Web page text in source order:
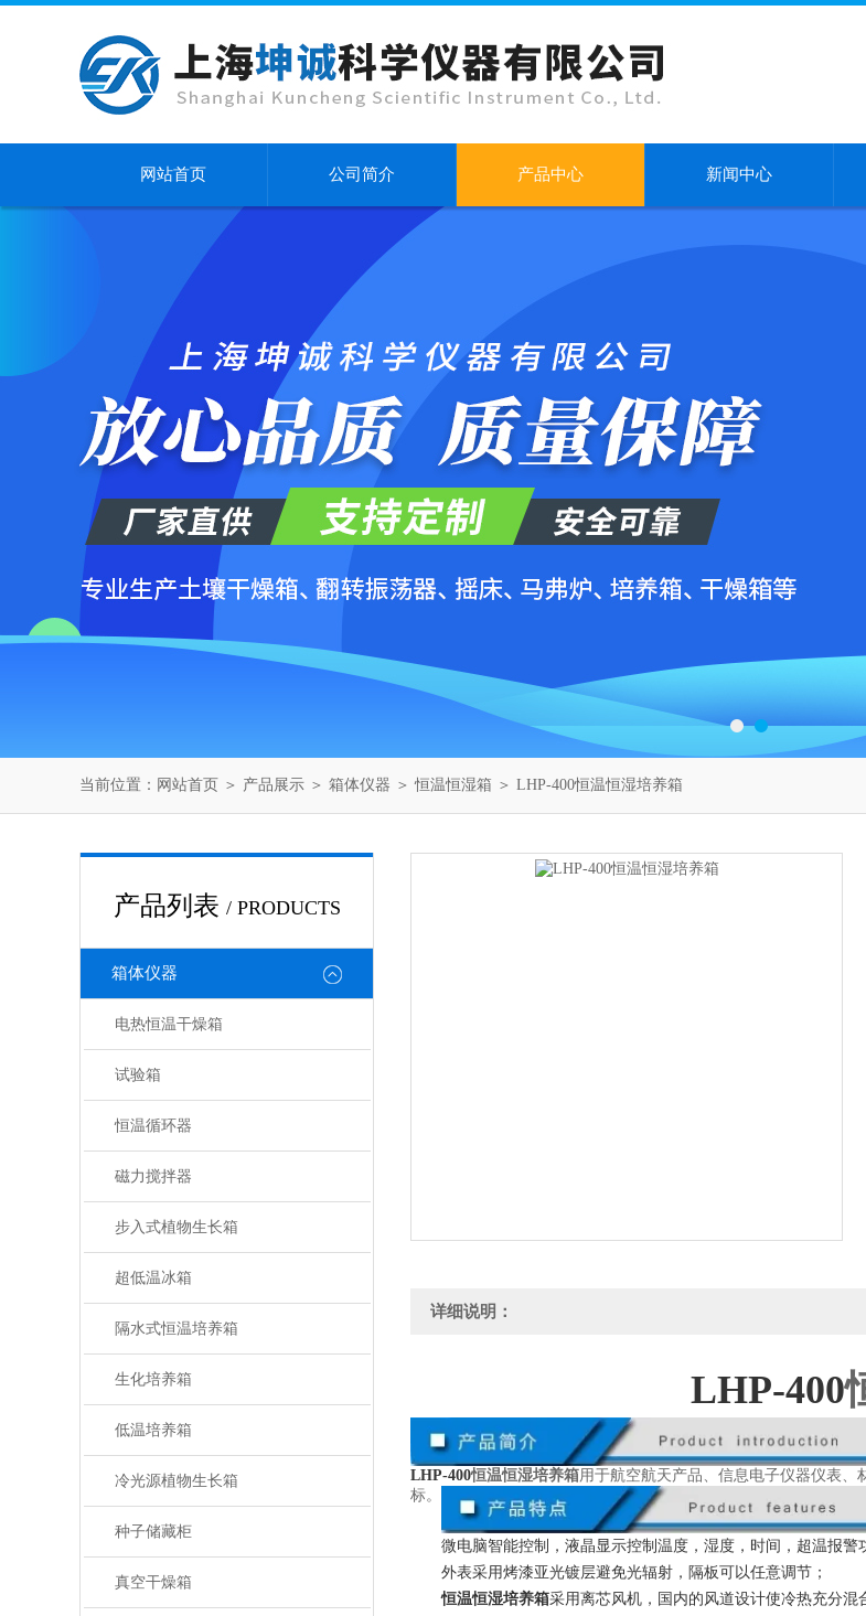
网站首页 公司简介 产品中心 新闻中心
当前位置： 网站首页 ＞ 产品展示 ＞ 箱体仪器 ＞恒温恒湿箱 ＞ LHP-400恒温恒湿培养箱
产品列表 / PRODUCTS
箱体仪器
电热恒温干燥箱
试验箱
恒温循环器
磁力搅拌器
步入式植物生长箱
超低温冰箱
隔水式恒温培养箱
生化培养箱
低温培养箱
冷光源植物生长箱
种子储藏柜
真空干燥箱
详细说明：
LHP-400
LHP-400恒温恒湿培养箱用于航空航天产品、信息电子仪器仪表
标。
微电脑智能控制，液晶显示控制温度，湿度，时间，超温报警
外表采用烤漆亚光镀层避免光辐射，隔板可以任意调节；
恒温恒湿培养箱采用离芯风机，国内的风道设计使冷热充分混